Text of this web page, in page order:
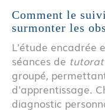
Comment le
surmonter les
L'étude encadrée
séances de tutorat
groupé,
d'apprentissage.
diagnostic